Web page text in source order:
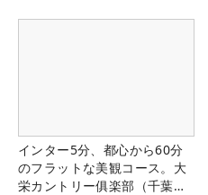
インター5分、都心から60分
のフラットな美観コース。大
栄カントリー俱楽部（千葉